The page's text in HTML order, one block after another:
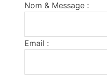
Nom & Message :
Email :